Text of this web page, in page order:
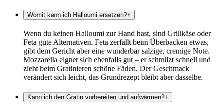
Womit kann ich Halloumi ersetzen?+
Wenn du keinen Halloumi zur Hand hast, sind Grillkäse oder
Feta gute Alternativen. Feta zerfällt beim Überbacken etwas,
gibt dem Gericht aber eine wunderbar salzige, cremige Note.
Mozzarella eignet sich ebenfalls gut – er schmilzt schnell und
zieht beim Gratinieren schöne Fäden. Der Geschmack
verändert sich leicht, das Grundrezept bleibt aber dasselbe.
Kann ich den Gratin vorbereiten und aufwärmen?+